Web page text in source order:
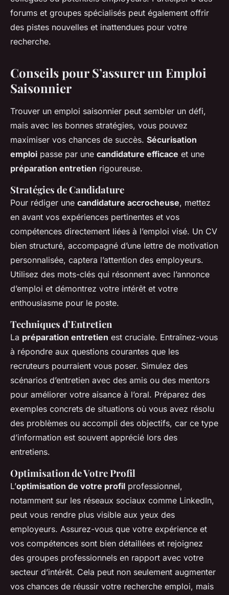
forums et groupes spécialisés peut également offrir
des pistes nouvelles et inattendues pour votre
recherche.
Conseils pour S’assurer un Emploi
Saisonnier
Trouver un emploi saisonnier peut sembler un défi,
mais avec les bonnes stratégies, vous pouvez
maximiser vos chances de succès. Sécurisation
emploi passe par une candidature efficace et une
préparation entretien rigoureuse.
Stratégies de Candidature
Pour rédiger une candidature accrocheuse, mettez
en avant vos expériences pertinentes et vos
compétences directement liées à l’emploi visé. Un CV
bien structuré, accompagné d’une lettre de motivation
personnalisée, captera l’attention des employeurs.
Utilisez des mots-clés qui résonnent avec l’annonce
d’emploi et démontrez votre intérêt et votre
enthousiasme pour le poste.
Techniques d’Entretien
La préparation entretien est cruciale. Entraînez-vous
à répondre aux questions courantes que les
recruteurs pourraient vous poser. Simulez des
scénarios d’entretien avec des amis ou des mentors
pour améliorer votre aisance à l’oral. Préparez des
exemples concrets de situations où vous avez résolu
des problèmes ou accompli des objectifs, car ce type
d’information est souvent apprécié lors des
entretiens.
Optimisation de Votre Profil
L’optimisation de votre profil professionnel,
notamment sur les réseaux sociaux comme LinkedIn,
peut vous rendre plus visible aux yeux des
employeurs. Assurez-vous que votre expérience et
vos compétences sont bien détaillées et rejoignez
des groupes professionnels en rapport avec votre
secteur d’intérêt. Cela peut non seulement augmenter
vos chances de réussir votre recherche emploi, mais